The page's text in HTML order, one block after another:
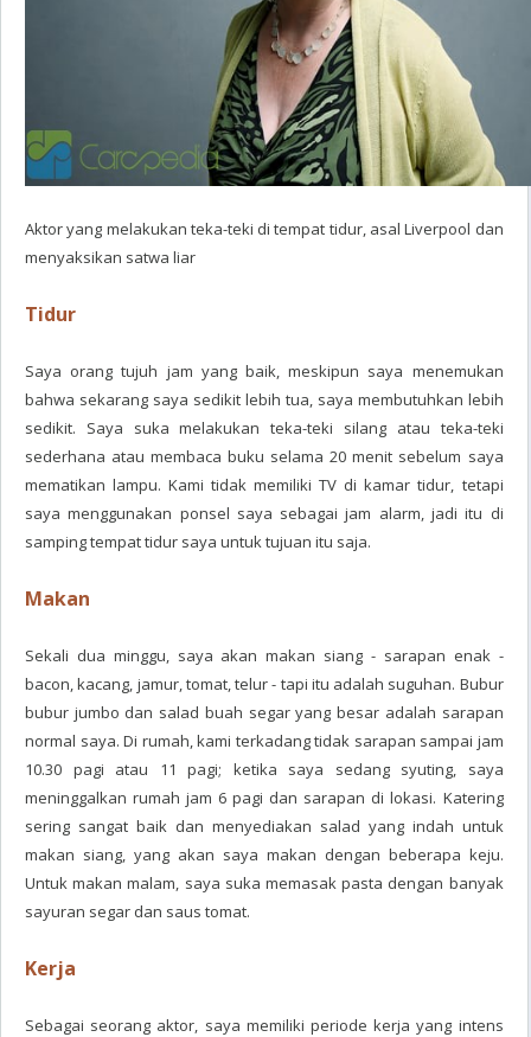
Aktor yang melakukan teka-teki di tempat tidur, asal Liverpool dan
menyaksikan satwa liar
Tidur
Saya orang tujuh jam yang baik, meskipun saya menemukan
bahwa sekarang saya sedikit lebih tua, saya membutuhkan lebih
sedikit. Saya suka melakukan teka-teki silang atau teka-teki
sederhana atau membaca buku selama 20 menit sebelum saya
mematikan lampu. Kami tidak memiliki TV di kamar tidur, tetapi
saya menggunakan ponsel saya sebagai jam alarm, jadi itu di
samping tempat tidur saya untuk tujuan itu saja.
Makan
Sekali dua minggu, saya akan makan siang - sarapan enak -
bacon, kacang, jamur, tomat, telur - tapi itu adalah suguhan. Bubur
bubur jumbo dan salad buah segar yang besar adalah sarapan
normal saya. Di rumah, kami terkadang tidak sarapan sampai jam
10.30 pagi atau 11 pagi; ketika saya sedang syuting, saya
meninggalkan rumah jam 6 pagi dan sarapan di lokasi. Katering
sering sangat baik dan menyediakan salad yang indah untuk
makan siang, yang akan saya makan dengan beberapa keju.
Untuk makan malam, saya suka memasak pasta dengan banyak
sayuran segar dan saus tomat.
Kerja
Sebagai seorang aktor, saya memiliki periode kerja yang intens